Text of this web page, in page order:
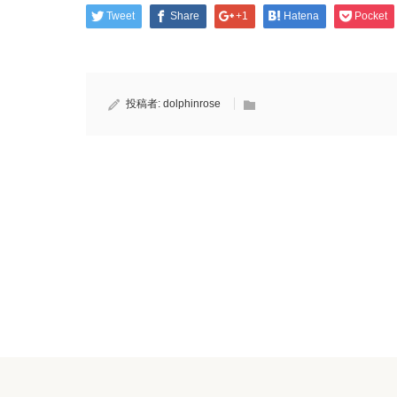
Tweet Share +1 Hatena Pocket
投稿者: dolphinrose